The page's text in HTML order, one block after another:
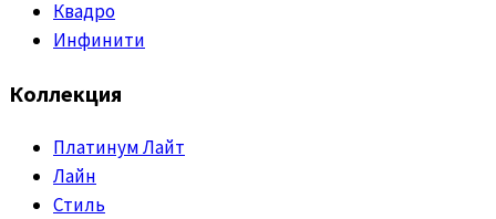
Квадро
Инфинити
Коллекция
Платинум Лайт
Лайн
Стиль